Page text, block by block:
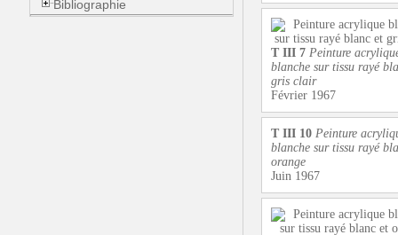
Bibliographie
T III 7 Peinture
blanche sur tissu rayé
gris clair
Février 1967
T III 10 Peinture
blanche sur tissu rayé
orange
Juin 1967